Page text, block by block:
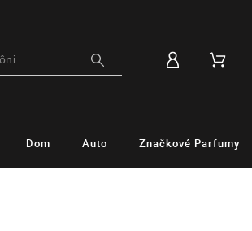
Dom Auto Značkové Parfumy